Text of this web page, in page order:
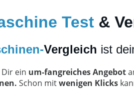
Test &
Vergleich ist
ein um-fangreiches Angebot
Schon mitwenigen Klicks